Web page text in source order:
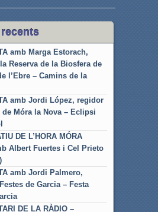
amb Marga Estorach,
Reserva de la Biosfera de
l’Ebre – Camins de la
amb Jordi López, regidor
de Móra la Nova – Eclipsi
DE L’HORA MÓRA
Albert Fuertes i Cel Prieto
amb Jordi Palmero,
de Garcia – Festa
DE LA RÀDIO –